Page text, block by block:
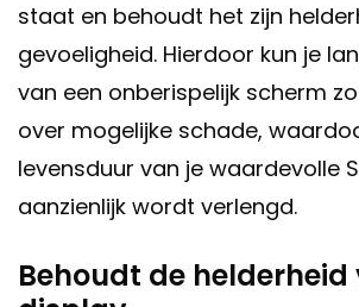
staat en behoudt het zijn
gevoeligheid. Hierdoor kun je
van een onberispelijk scherm
over mogelijke schade,
levensduur van je waardevolle
aanzienlijk wordt verlengd.
Behoudt de helderheid